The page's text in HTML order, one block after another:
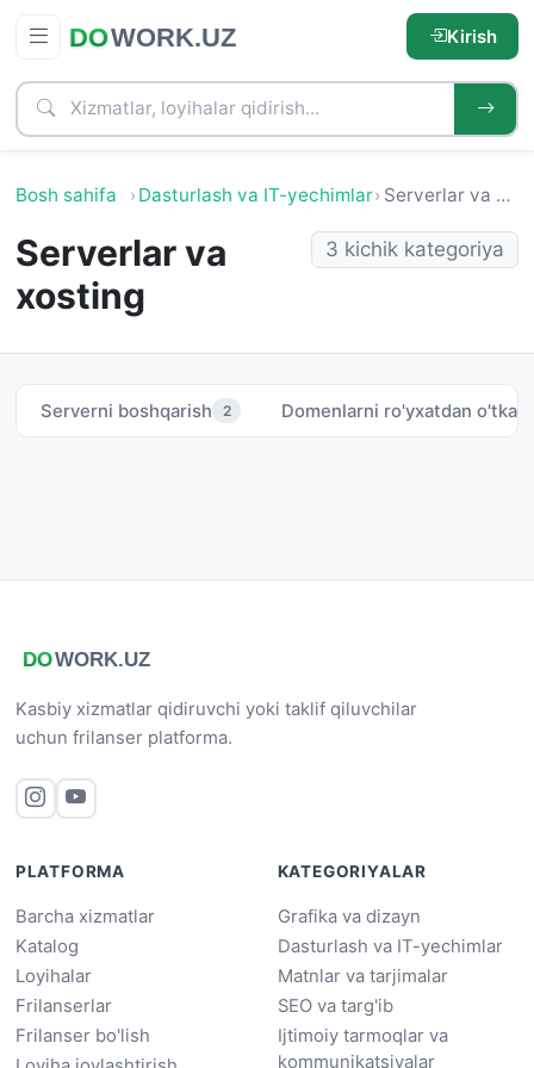
Kirish
Bosh sahifa Dasturlash va IT-yechimlar Serverlar va xosting
Serverlar va
xosting
3 kichik kategoriya
Serverni boshqarish 2 Domenlarni ro'yxatdan
Kasbiy xizmatlar qidiruvchi yoki taklif qiluvchilar
uchun frilanser platforma.
PLATFORMA
Barcha xizmatlar
Katalog
Loyihalar
Frilanserlar
Frilanser bo'lish
KATEGORIYALAR
Grafika va dizayn
Dasturlash va IT-yechimlar
Matnlar va tarjimalar
SEO va targ'ib
Ijtimoiy tarmoqlar va
kommunikatsiyalar